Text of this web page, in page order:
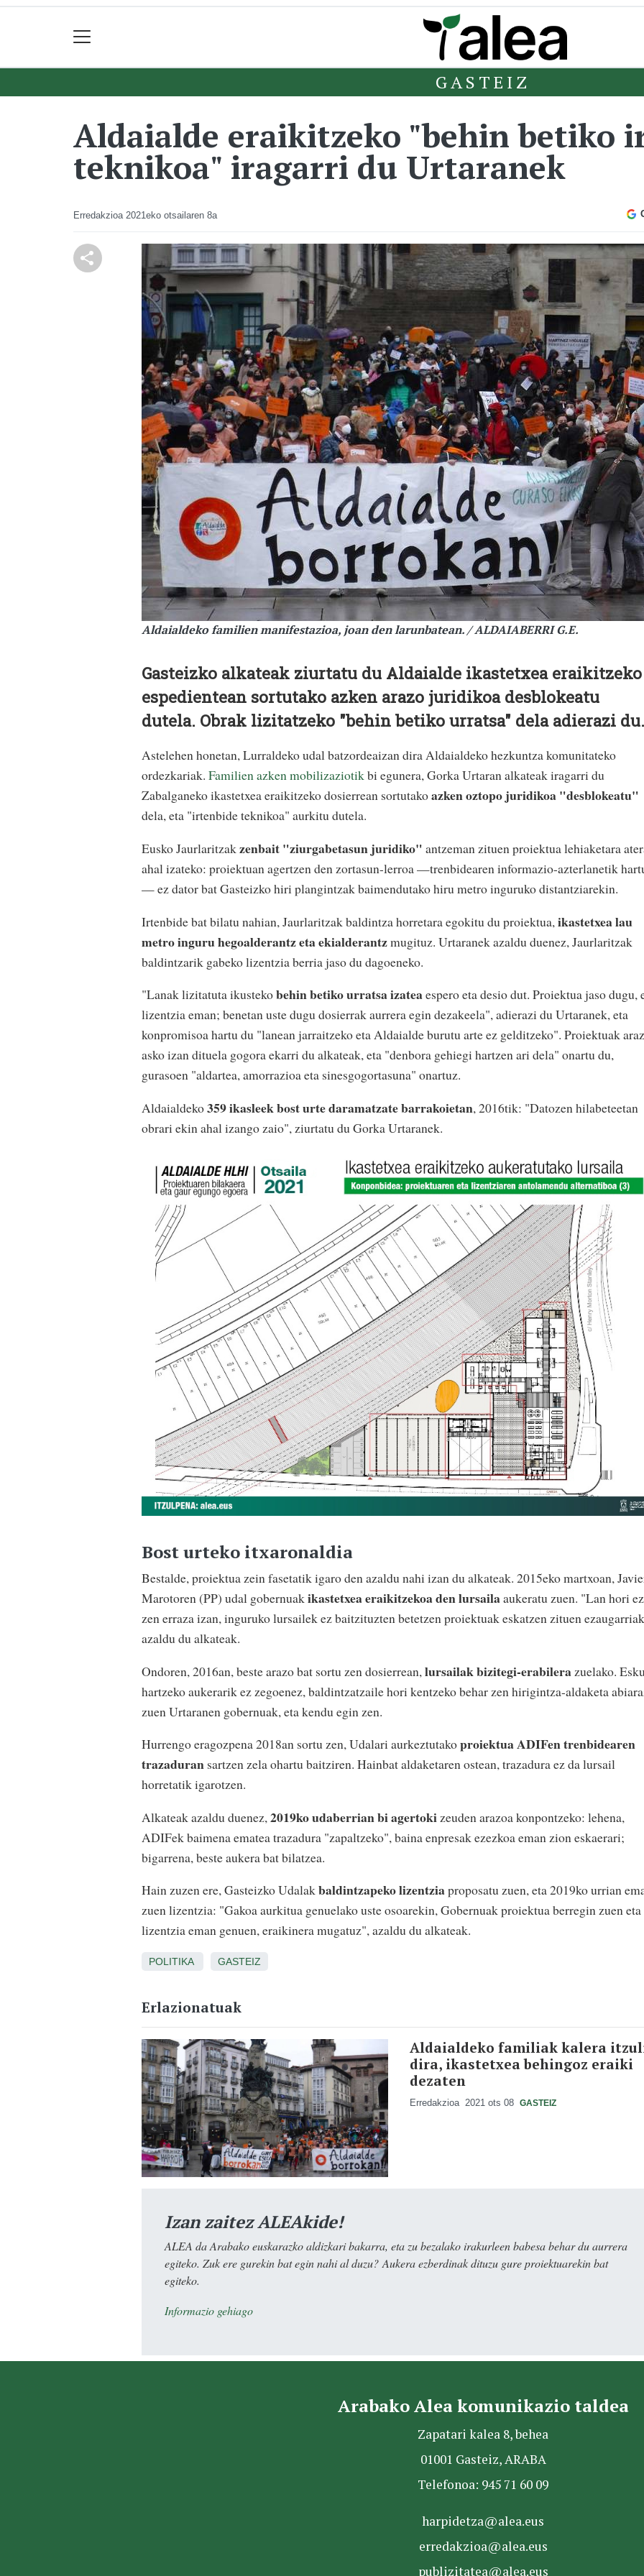
GASTEIZ
Aldaialde eraikitzeko "behin betiko
teknikoa" iragarri du Urtaranek
Erredakzioa 2021eko otsailaren 8a
Aldaialdeko familien manifestazioa, joan den larunbatean. / ALDAIABERRI G.E.
Gasteizko alkateak ziurtatu du Aldaialde ikastetxea eraikitzeko
espedientean sortutako azken arazo juridikoa desblokeatu
dutela. Obrak lizitatzeko "behin betiko urratsa" dela adierazi du.
Astelehen honetan, Lurraldeko udal batzordeaizan dira Aldaialdeko hezkuntza komunitateko
ordezkariak. Familien azken mobilizaziotikbi egunera, Gorka Urtaran alkateak iragarri du
Zabalganeko ikastetxea eraikitzeko dosierrean sortutakoazken oztopo juridikoa "desblokeatu"
dela, eta "irtenbide teknikoa" aurkitu dutela.
Eusko Jaurlaritzakzenbait "ziurgabetasun juridiko" antzeman zituen proiektua lehiaketara
ahal izateko: proiektuan agertzen den zortasun-lerroa —trenbidearen informazio-azterlanetik
— ez dator bat Gasteizko hiri plangintzak baimendutako hiru metro inguruko distantziarekin.
Irtenbide bat bilatu nahian, Jaurlaritzak baldintza horretara egokitu du proiektua, ikastetxea lau
metro inguru hegoalderantz eta ekialderantzmugituz. Urtaranek azaldu duenez, Jaurlaritzak
baldintzarik gabeko lizentzia berria jaso du dagoeneko.
"Lanak lizitatuta ikustekobehin betiko urratsa izateaespero eta desio dut. Proiektua jaso dugu,
lizentzia eman; benetan uste dugu dosierrak aurrera egin dezakeela", adierazi du Urtaranek, eta
konpromisoa hartu du "lanean jarraitzeko eta Aldaialde burutu arte ez gelditzeko". Proiektuak
asko izan dituela gogora ekarri du alkateak, eta "denbora gehiegi hartzen ari dela" onartu du,
gurasoen "aldartea, amorrazioa eta sinesgogortasuna" onartuz.
Aldaialdeko359 ikasleek bost urte daramatzate barrakoietan, 2016tik: "Datozen hilabeteetan
obrari ekin ahal izango zaio", ziurtatu du Gorka Urtaranek.
Bost urteko itxaronaldia
Bestalde, proiektua zein fasetatik igaro den azaldu nahi izan du alkateak. 2015eko martxoan,
Marotoren (PP) udal gobernuakikastetxea eraikitzekoa den lursailaaukeratu zuen. "Lan hori ez
zen erraza izan, inguruko lursailek ez baitzituzten betetzen proiektuak eskatzen zituen
azaldu du alkateak.
Ondoren, 2016an, beste arazo bat sortu zen dosierrean, lursailak bizitegi-erabilera zuelako.
hartzeko aukerarik ez zegoenez, baldintzatzaile hori kentzeko behar zen hirigintza-aldaketa
zuen Urtaranen gobernuak, eta kendu egin zen.
Hurrengo eragozpena 2018an sortu zen, Udalari aurkeztutakoproiektua ADIFen trenbidearen
trazaduran sartzen zela ohartu baitziren. Hainbat aldaketaren ostean, trazadura ez da lursail
horretatik igarotzen.
Alkateak azaldu duenez,2019ko udaberrian bi agertokizeuden arazoa konpontzeko: lehena,
ADIFek baimena ematea trazadura "zapaltzeko", baina enpresak ezezkoa eman zion eskaerari;
bigarrena, beste aukera bat bilatzea.
Hain zuzen ere, Gasteizko Udalakbaldintzapeko lizentziaproposatu zuen, eta 2019ko urrian
zuen lizentzia: "Gakoa aurkitua genuelako uste osoarekin, Gobernuak proiektua berregin zuen eta
lizentzia eman genuen, eraikinera mugatuz", azaldu du alkateak.
POLITIKA GASTEIZ
Erlazionatuak
Aldaialdeko familiak kalera
dira, ikastetxea behingoz eraiki
dezaten
Erredakzioa 2021 ots 08 GASTEIZ
Izan zaitez ALEAkide!
ALEA da Arabako euskarazko aldizkari bakarra, eta zu bezalako irakurleen babesa behar du aurrera
egiteko. Zuk ere gurekin bat egin nahi al duzu? Aukera ezberdinak dituzu gure proiektuarekin bat
egiteko.
Informazio gehiago
Arabako Alea komunikazio taldea
Zapatari kalea 8, behea
01001 Gasteiz, ARABA
Telefonoa: 945 71 60 09
harpidetza@alea.eus
erredakzioa@alea.eus
publizitatea@alea.eus